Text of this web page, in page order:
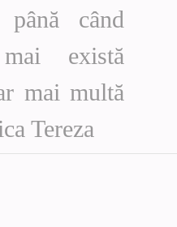
când
există
mai multă
Tereza